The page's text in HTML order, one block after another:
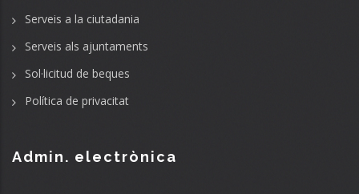
Serveis a la ciutadania
Serveis als ajuntaments
Sol·licitud de beques
Política de privacitat
Admin. electrònica